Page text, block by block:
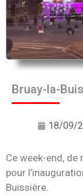
Bruay-la-
18/09/
Ce week-end,
pour
Buissière.